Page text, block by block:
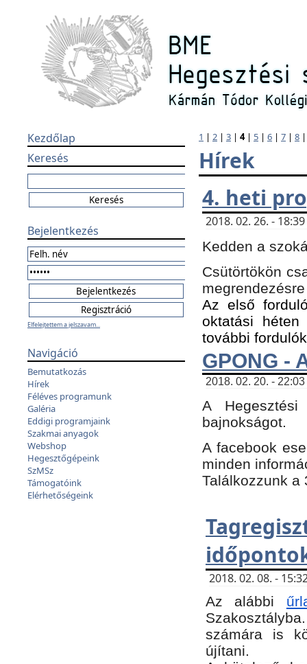
Kezdőlap
Keresés
Bejelentkezés
Elfelejtettem a jelszavam...
Navigáció
Bemutatkozás
Hírek
Féléves programunk
Galéria
Eddigi programjaink
Szakmai anyagok
Webshop
Hegesztőgépeink
SzMSz
Támogatóink
Elérhetőségeink
1 | 2 | 3 | 4| 5 | 6 | 7 | 8
Hírek
4. heti
2018. 02. 26. -
Kedden a
Csütörtökön
Az első
oktatási
további
GPONG -
2018. 02. 20. -
A
bajnokságot.
A facebook
minden
Találkozzunk a
2018. 02. 08. -
Az alábbi
számára is
újítani.